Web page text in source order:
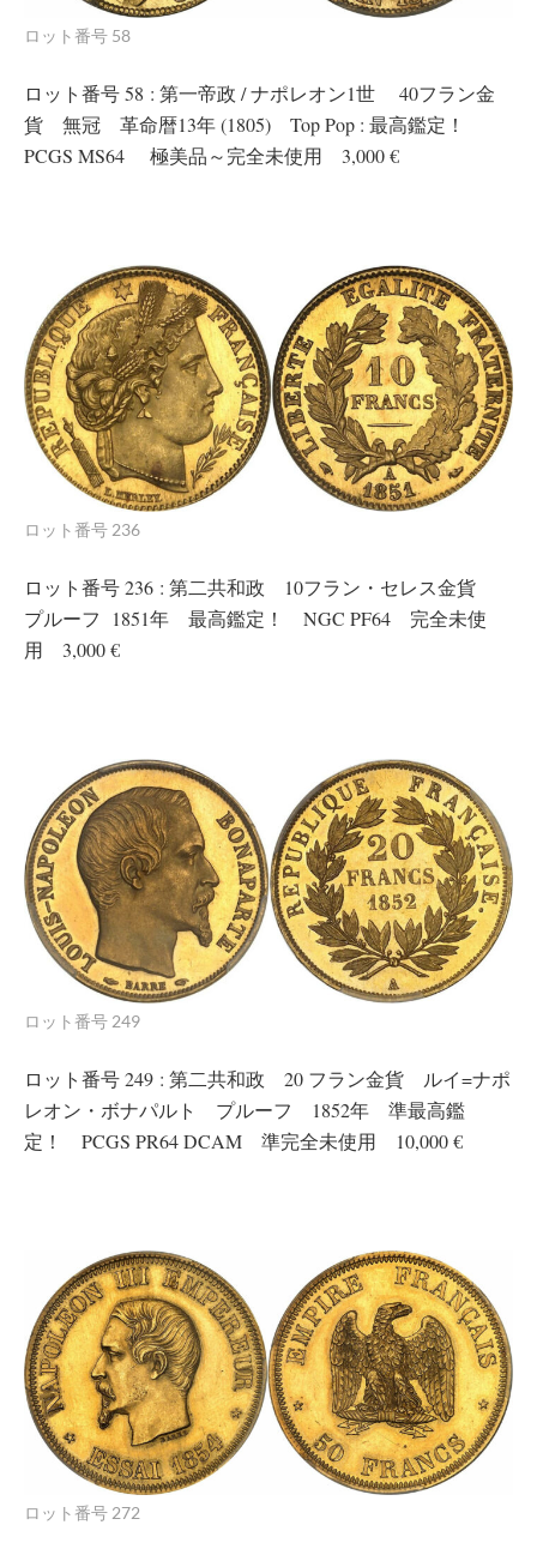
ロット番号 58
ロット番号 58 : 第一帝政 / ナポレオン1世 40フラン金
貨 無冠 革命暦13年 (1805) Top Pop : 最高鑑定！
PCGS MS64 極美品～完全未使用 3,000 €
ロット番号 236
ロット番号 236 : 第二共和政 10フラン・セレス金貨
プルーフ
1851年 最高鑑定！ NGC PF64 完全未使
用 3,000 €
ロット番号 249
ロット番号 249 : 第二共和政 20 フラン金貨 ルイ=ナポ
レオン・ボナパルト プルーフ 1852年 準最高鑑
定！ PCGS PR64 DCAM 準完全未使用 10,000 €
ロット番号 272